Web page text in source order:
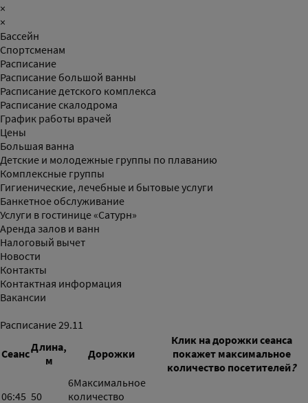
×
×
Бассейн
Спортсменам
Расписание
Расписание большой ванны
Расписание детского комплекса
Расписание скалодрома
График работы врачей
Цены
Большая ванна
Детские и молодежные группы по плаванию
Комплексные группы
Гигиенические, лечебные и бытовые услуги
Банкетное обслуживание
Услуги в гостинице «Сатурн»
Аренда залов и ванн
Налоговый вычет
Новости
Контакты
Контактная информация
Вакансии
Расписание29.11
СеансДлина,
м
Дорожки
Клик на дорожки сеанса
покажет максимальное
количество посетителей?
06:45 50
6Максимальное
количество